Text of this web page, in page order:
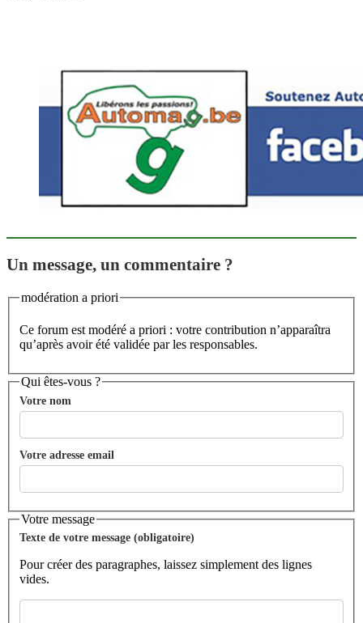
Un message, un commentaire ?
modération a priori
Ce forum est modéré a priori : votre contribution n’apparaîtra
qu’après avoir été validée par les responsables.
Qui êtes-vous ?
Votre nom
Votre adresse email
Votre message
Texte de votre message (obligatoire)
Pour créer des paragraphes, laissez simplement des lignes
vides.